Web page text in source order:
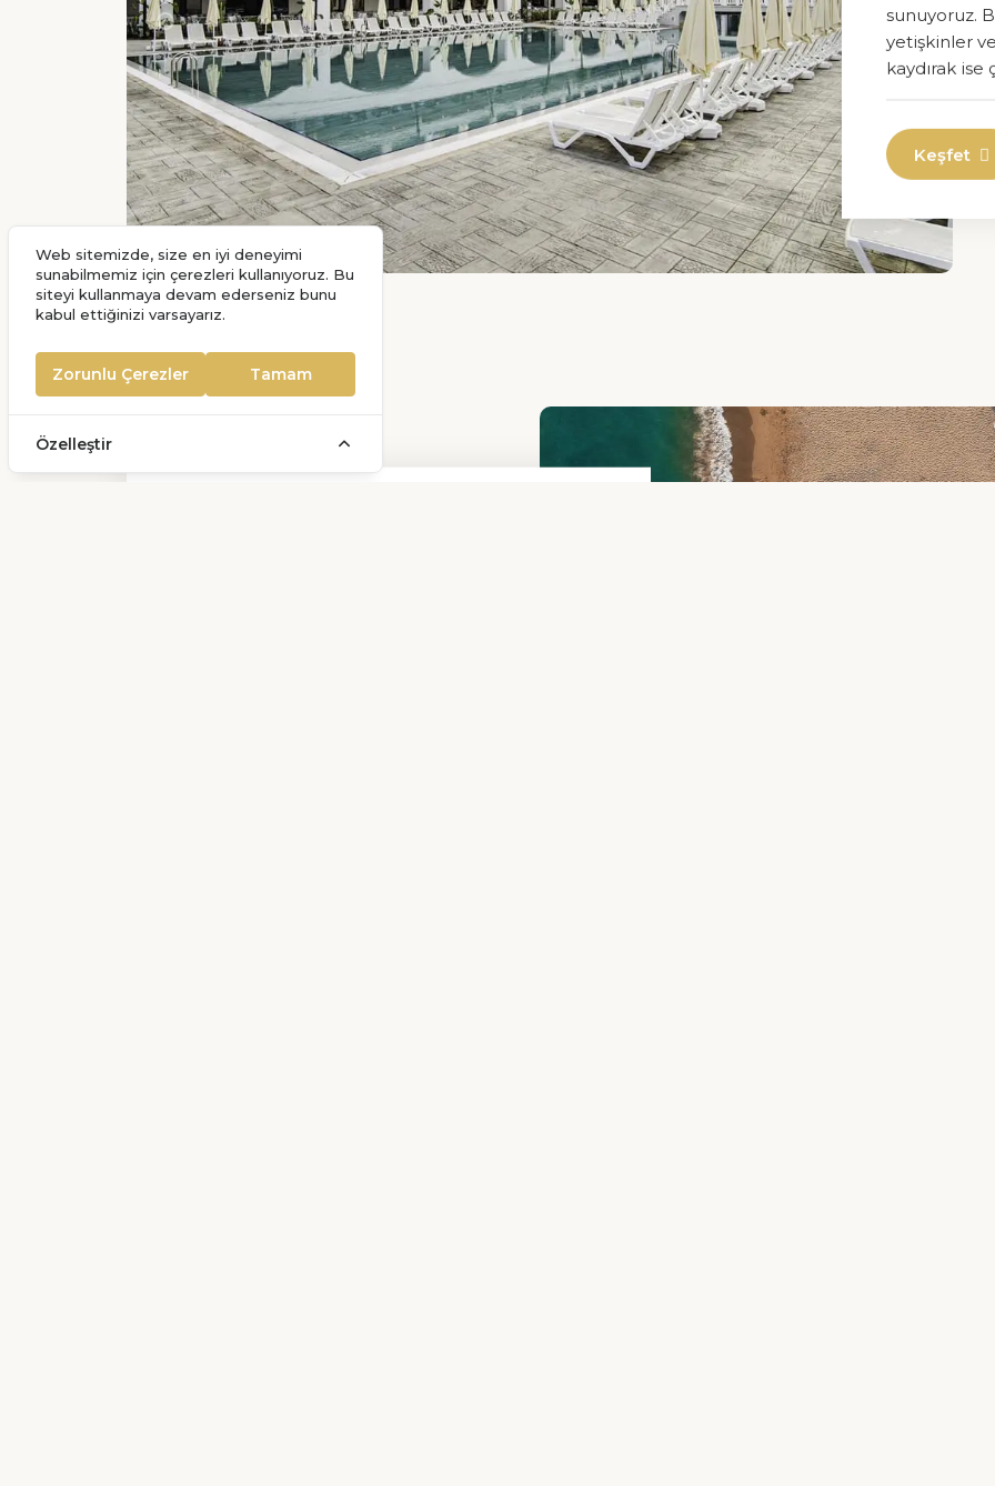
sunuyoruz.
yetişkinler
kaydırak
Keşfet
Sorgun Mahallesi 8234 Sokak No: 3/2 Side
- Manavgat - Antalya- Türkiye
info@sidemoonpalace.com
0242 212 06 79
Otelimiz
Hakkımızda
Galeri
İletişim
© 2026 Side Moon Palace - Powered by
Web sitemizde, size en iyi deneyimi
sunabilmemiz için çerezleri kullanıyoruz. Bu
siteyi kullanmaya devam ederseniz bunu
kabul ettiğinizi varsayarız.
Zorunlu Çerezler Tamam
Özelleştir